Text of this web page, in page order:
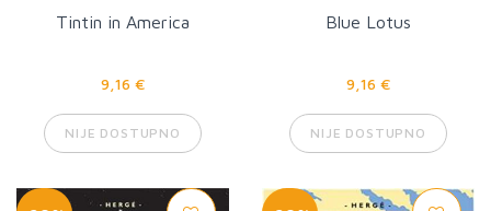
Tintin in America
9,16 €
NIJE DOSTUPNO
Blue Lotus
9,16 €
NIJE DOSTUPNO